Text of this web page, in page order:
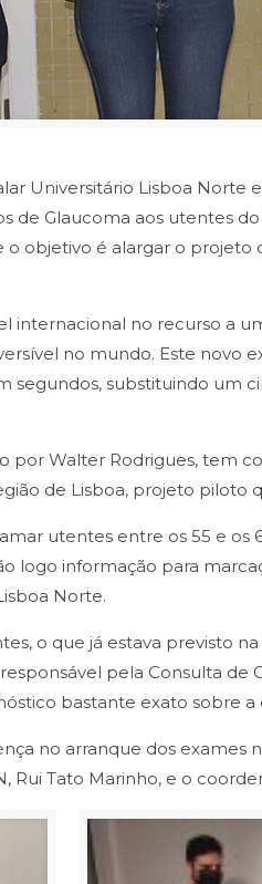
Universitário Lisboa
de Glaucoma aos utentes
objetivo é alargar o
internacional no recurso
no mundo. Este novo
segundos, substituindo um
por Walter Rodrigues, tem
de Lisboa, projeto piloto
utentes entre os 55 e os
logo informação para
Norte.
o que já estava previsto
pela Consulta
bastante exato sobre a
no arranque dos exames
Rui Tato Marinho, e o